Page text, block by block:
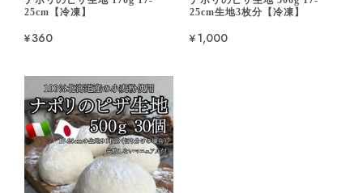
25cm【冷凍】
¥360
25cm生地3枚分【冷凍】
¥1,000